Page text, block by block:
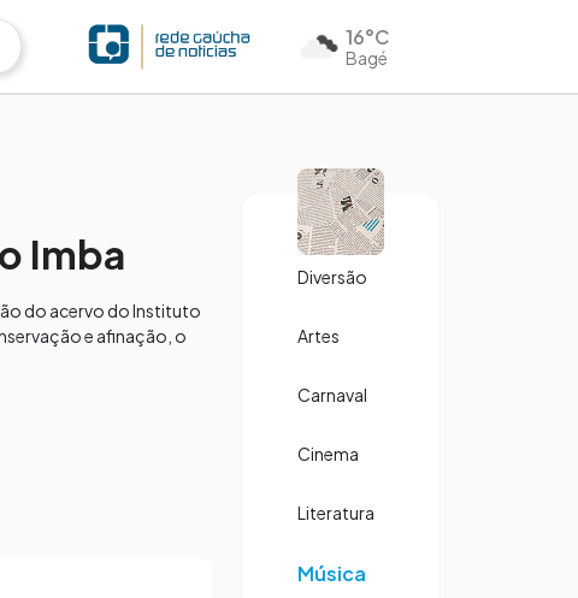
16°C
Bagé
Imba
do acervo do Instituto
e afinação, o
Diversão
Artes
Carnaval
Cinema
Literatura
Música